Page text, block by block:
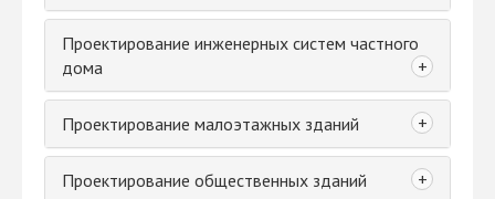
Проектирование инженерных систем частного
дома
+
Проектирование малоэтажных зданий +
Проектирование общественных зданий +